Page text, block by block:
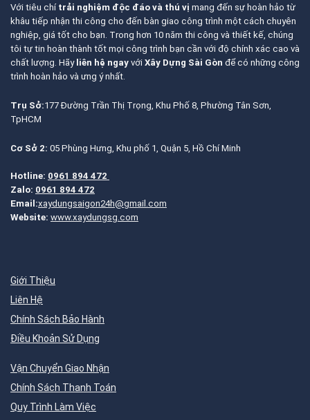
Với tiêu chí trải nghiệm độc đáo và thú vị mang đến sự hoàn hảo từ
khâu tiếp nhận thi công cho đến bàn giao công trình một cách chuyên
nghiệp, giá tốt cho bạn. Trong hơn 10 năm thi công và thiết kế, chúng
tôi tự tin hoàn thành tốt mọi công trình bạn cần với độ chính xác cao và
chất lượng. Hãy liên hệ ngay với Xây Dựng Sài Gòn để có những công
trình hoàn hảo và ưng ý nhất.
Trụ Sở:177 Đường Trần Thị Trọng, Khu Phố 8, Phường Tân Sơn,
TpHCM
Cơ Sở 2: 05 Phùng Hưng, Khu phố 1, Quận 5, Hồ Chí Minh
Hotline: 0961 894 472
Zalo: 0961 894 472
Email:xaydungsaigon24h@gmail.com
Website: www.xaydungsg.com
Giới Thiệu
Liên Hệ
Chính Sách Bảo Hành
Điều Khoản Sử Dụng
Vận Chuyển Giao Nhận
Chính Sách Thanh Toán
Quy Trình Làm Việc